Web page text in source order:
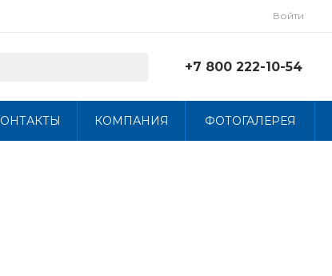
Войти
+7 800 222-10-54
+7 800 222-10-54
30, КПП17
КОМПАНИЯ ФОТОГАЛЕРЕЯ